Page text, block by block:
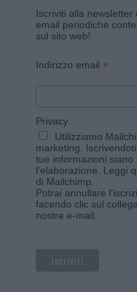
Iscriviti alla
email periodiche
sul sito web!
Indirizzo email *
Privacy
Utilizziamo
marketing.
tue informazioni
l'elaborazione. Leggi
di Mailchimp
Potrai annullare
facendo clic sul
nostre e-mail.